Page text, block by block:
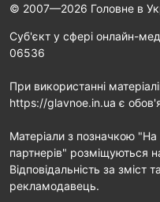
© 2007—2026 Головне в
Cуб'єкт у сфері онлайн-
06536
При використанні
https://glavnoe.in.ua є
Матеріали з позначкою
партнерів" розміщуються
Відповідальність за зміст
рекламодавець.